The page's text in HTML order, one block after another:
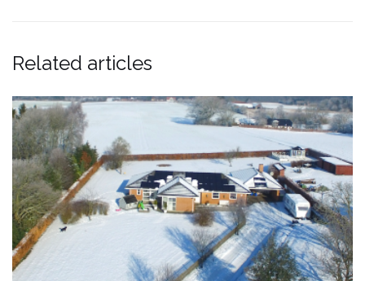
Related articles